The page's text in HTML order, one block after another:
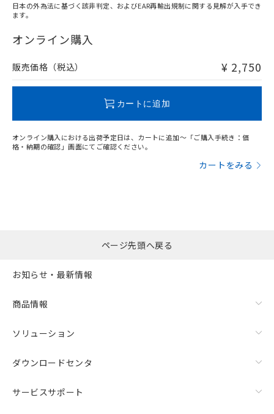
在庫等で未対応品が混在する可能性があります。
問い合わせください。
日本の外為法に基づく該非判定、およびEAR再輸出規制に関する見解が入手でき
ます。
オンライン購入
販売価格（税込） ¥ 2,750
カートに追加
オンライン購入における出荷予定日は、カートに追加～「ご購入手続き：価
格・納期の確認」画面にてご確認ください。
カートをみる
ページ先頭へ戻る
お知らせ・最新情報
商品情報
ソリューション
ダウンロードセンタ
サービスサポート